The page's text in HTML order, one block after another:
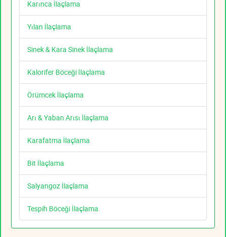
Karınca İlaçlama
Yılan İlaçlama
Sinek & Kara Sinek İlaçlama
Kalorifer Böceği İlaçlama
Örümcek İlaçlama
Arı & Yaban Arısı İlaçlama
Karafatma İlaçlama
Bit İlaçlama
Salyangoz İlaçlama
Tespih Böceği İlaçlama